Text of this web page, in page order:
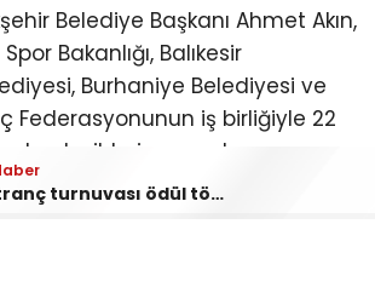
Akın, satranç turnuvası ödül törenine katıldı
Belediye Başkanı Ahmet Akın,
Bakanlığı, Balıkesir
Burhaniye Belediyesi ve
Federasyonunun iş birliğiyle 22
tarihleri arasında
Ören Open
Satranç Turnuvası Ödül